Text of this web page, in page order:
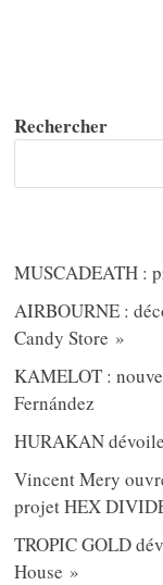
Rechercher
MUSCADEATH :
AIRBOURNE :
Candy Store »
KAMELOT :
Fernández
HURAKAN
Vincent Mery
projet HEX
TROPIC GOLD
House »